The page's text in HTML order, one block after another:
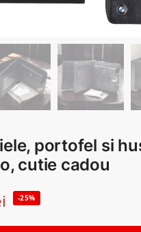
portofel si
cutie cadou
-25%